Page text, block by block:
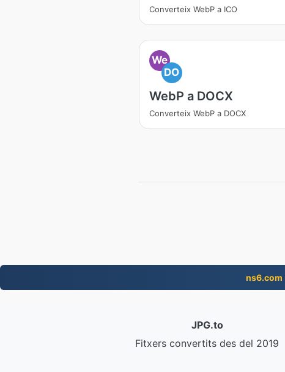
Converteix WebP a ICO
We
DO
WebP a DOCX
Converteix WebP a DOCX
ns6.com
JPG.to
Fitxers convertits des del 2019